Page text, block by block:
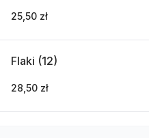
25,50 zł
Flaki (12)
28,50 zł